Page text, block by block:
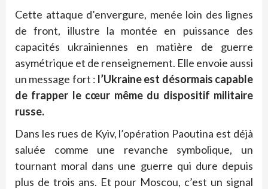
Cette attaque d’envergure, menée loin des lignes
de front, illustre la montée en puissance des
capacités ukrainiennes en matière de guerre
asymétrique et de renseignement. Elle envoie aussi
un message fort : l’Ukraine est désormais capable
de frapper le cœur même du dispositif militaire
russe.
Dans les rues de Kyiv, l’opération Paoutina est déjà
saluée comme une revanche symbolique, un
tournant moral dans une guerre qui dure depuis
plus de trois ans. Et pour Moscou, c’est un signal